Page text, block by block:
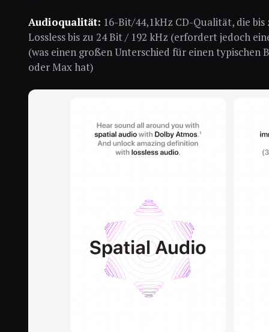
Audioqualität: 16-Bit/44,1kHz CD-Qualität, die
Lossless bis zu 24 Bit / 192 kHz (erfordert jedoch
(was einen großen Unterschied für einen typischen
oder Max hat)